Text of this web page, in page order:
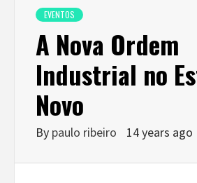
EVENTOS
A Nova Ordem
Industrial no
Novo
By paulo ribeiro 14 years ago